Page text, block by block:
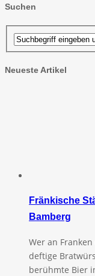
Suchen
Neueste Artikel
Fränkische
Bamberg
Wer an
deftige
berühmte Bier